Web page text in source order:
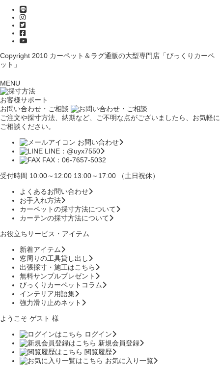
Copyright 2010 カーペット＆ラグ通販の大型専門店「びっくりカーペ
ット」
MENU
お客様サポート
お問い合わせ・ご相談
ご注文や採寸方法、納期など、ご不明な点がございましたら、お気軽に
ご相談ください。
お問い合わせ
LINE：@uyx7550
FAX：06-7657-5032
受付時間 10:00～12:00 13:00～17:00 （土日祝休）
よくあるお問い合わせ
お手入れ方法
カーペットの採寸方法について
カーテンの採寸方法について
お役立ちサービス・アイテム
新着アイテム
窓周りの工具貸し出し
出張採寸・施工はこちら
無料サンプルプレゼント
びっくりカーペットコラム
インテリア用語集
強力滑り止めネット
ようこそ ゲスト 様
ログイン
新規会員登録
閲覧履歴
お気に入り一覧